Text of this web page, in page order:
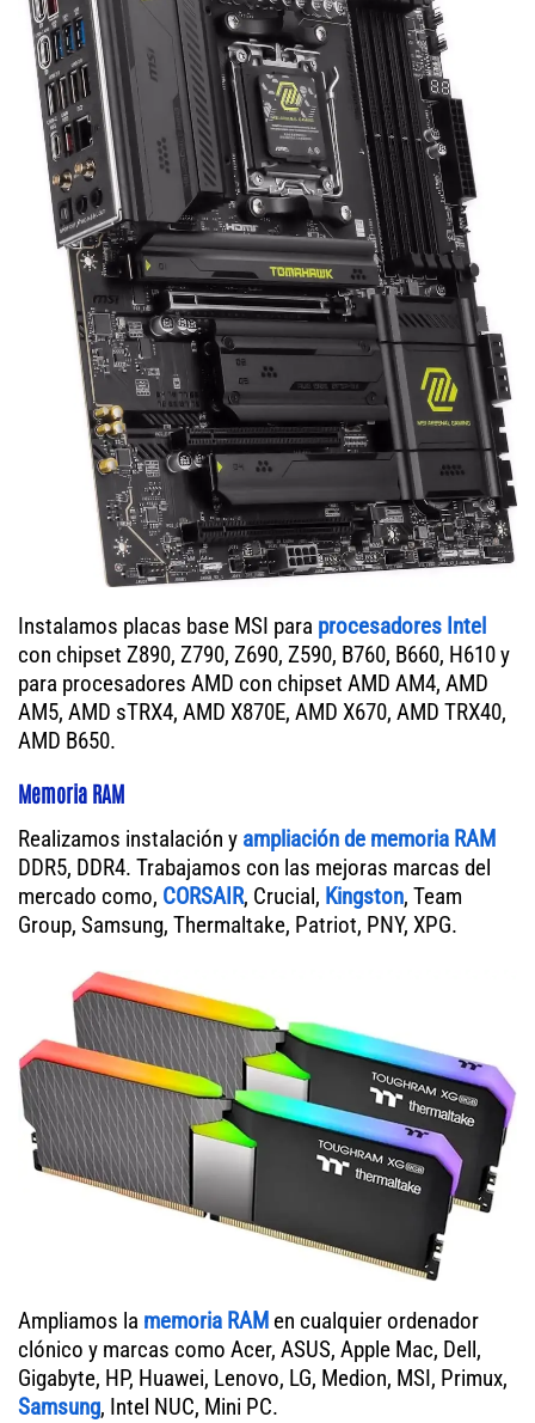
Instalamos placas base MSI para procesadores Intel
con chipset Z890, Z790, Z690, Z590, B760, B660, H610 y
para procesadores AMD con chipset AMD AM4, AMD
AM5, AMD sTRX4, AMD X870E, AMD X670, AMD TRX40,
AMD B650.
Memoria RAM
Realizamos instalación y ampliación de memoria RAM
DDR5, DDR4. Trabajamos con las mejoras marcas del
mercado como, CORSAIR, Crucial, Kingston, Team
Group, Samsung, Thermaltake, Patriot, PNY, XPG.
Ampliamos la memoria RAM en cualquier ordenador
clónico y marcas como Acer, ASUS, Apple Mac, Dell,
Gigabyte, HP, Huawei, Lenovo, LG, Medion, MSI, Primux,
Samsung, Intel NUC, Mini PC.